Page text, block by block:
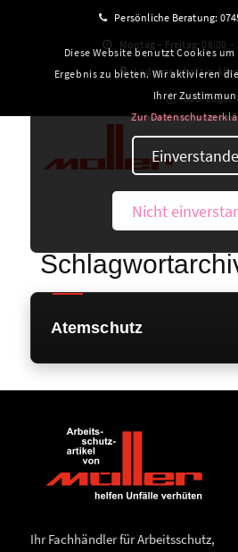
Persönliche Beratung:
Montag – Freitag: 08:00
Ladengeschäft in
B2B-Login
Atemschutz
Ihr Fachhändler für Arbeitsschutz,
Diese Website benutzt Cookies
Ergebnis zu bieten. Wir aktivieren
Ihrer
Zur
Nicht